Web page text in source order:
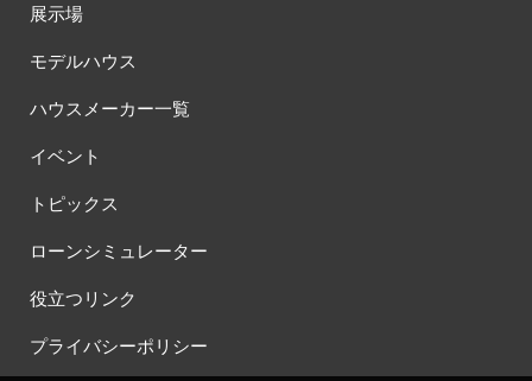
展示場
モデルハウス
ハウスメーカー一覧
イベント
トピックス
ローンシミュレーター
役立つリンク
プライバシーポリシー